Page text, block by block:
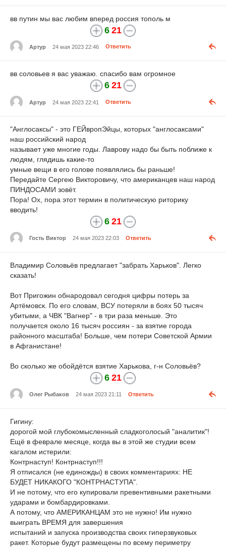
вв путин мы вас любим вперед россия тополь м
6 21
Артур 24 мая 2023 22:46 Ответить
вв соловьев я вас уважаю. спасибо вам огромное
6 21
Артур 24 мая 2023 22:41 Ответить
"Англосаксы" - это ГЕЙвропЭйцы, которых "англосаксами"
наш российский народ
называет уже многие годы. Лаврову надо бы быть поближе к
людям, глядишь какие-то
умные вещи в его голове появлялись бы раньше!
Передайте Сергею Викторовичу, что американцев наш народ
ПИНДОСАМИ зовёт.
Пора! Ох, пора этот термин в политическую риторику
вводить!
6 21
Гость Виктор 24 мая 2023 22:03 Ответить
Владимир Соловьёв предлагает "забрать Харьков". Легко
сказать!
Вот Пригожин обнародовал сегодня цифры потерь за
Артёмовск. По его словам, ВСУ потеряли в боях 50 тысяч
убитыми, а ЧВК "Вагнер" - в три раза меньше. Это
получается около 16 тысяч россиян - за взятие города
районного масштаба! Больше, чем потери Советской Армии
в Афганистане!
Во сколько же обойдётся взятие Харькова, г-н Соловьёв?
6 21
Олег Рыбаков 24 мая 2023 21:11 Ответить
Гигину:
дорогой мой глубокомысленный сладкоголосый "аналитик"!
Ещё в феврале месяце, когда вы в этой же студии всем
кагалом истерили:
Контрнаступ! Контрнаступ!!!
Я отписался (не единожды) в своих комментариях: НЕ
БУДЕТ НИКАКОГО "КОНТРНАСТУПА".
И не потому, что его купировали превентивными ракетными
ударами и бомбардировками.
А потому, что АМЕРИКАНЦАМ это не нужно! Им нужно
выиграть ВРЕМЯ для завершения
испытаний и запуска производства своих гиперзвуковых
ракет. Которые будут размещены по всему периметру